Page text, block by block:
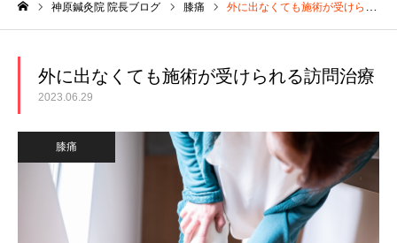
神原鍼灸院 院長ブログ 膝痛 外に出なくても施術が受けられる訪問治療
外に出なくても施術が受けられる訪問治療
2023.06.29
膝痛